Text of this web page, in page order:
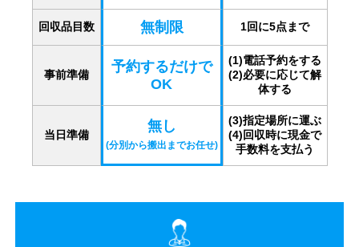
回収品目数 無制限 1回に5点まで
事前準備
予約するだけで
OK
(1)電話予約をする
(2)必要に応じて解
体する
当日準備
無し
(分別から搬出までお任せ)
(3)指定場所に運ぶ
(4)回収時に現金で
手数料を支払う